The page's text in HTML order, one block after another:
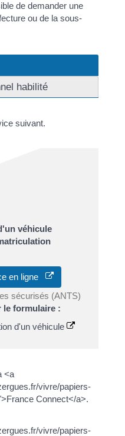
de demander une
ou de la sous-
habilité
suivant.
véhicule
en ligne
sécurisés (ANTS)
le formulaire :
d'un véhicule
<a
vivre/papiers-
Connect</a>.
vivre/papiers-